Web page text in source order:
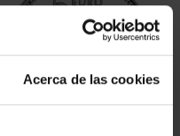
Acerca de las cookies